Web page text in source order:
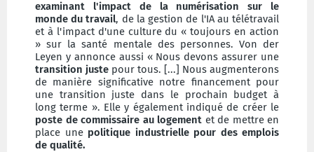
examinant l'impact de la numérisation sur le
monde du travail, de la gestion de l'IA au télétravail
et à l'impact d'une culture du « toujours en action
» sur la santé mentale des personnes. Von der
Leyen y annonce aussi « Nous devons assurer une
transition juste pour tous. [...] Nous augmenterons
de manière significative notre financement pour
une transition juste dans le prochain budget à
long terme ». Elle y également indiqué de créer le
poste de commissaire au logement et de mettre en
place une politique industrielle pour des emplois
de qualité.